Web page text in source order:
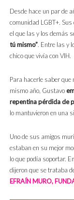
Desde hace un par de
comunidad LGBT+.
el que las y los demás
tú mismo”. Entre las y
chico que vivía con VIH.
Para hacerle saber que
mismo año, Gustavo
repentina pérdida de
lo mantuvieron en una
Uno de sus amigos
estaban en su mejor
lo que podía soportar.
dijeron que se trataba
EFRAÍN MURO,